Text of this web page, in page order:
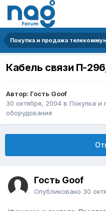
Кабель связи П-
Автор: Гость Goof
30 октября, 2004 в Покупка и
оборудования
Гость Goof
Опубликовано 30